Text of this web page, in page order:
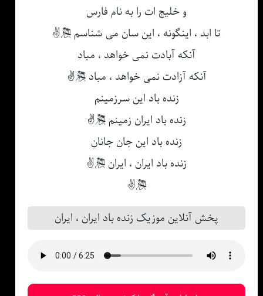
و خلیج ات را به نام فارس
تا ابد ، اینگونه ، این سان می شناسم 🎘✌
آنکه آبادت نمی خواهد ، مباد
آنکه آزادت نمی خواهد ، مباد 🎘✌
زنده باد این سرزمینم
زنده باد ایران زمینم 🎘✌
زنده باد این جان جانان
زنده باد ایران ، ایران 🎘✌
🎘✌
پخش آنلاین موزیک زنده باد ایران ، ایران